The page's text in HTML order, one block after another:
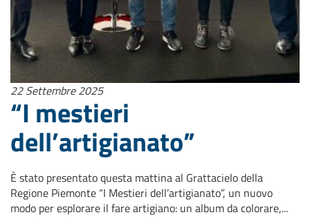
22 Settembre 2025
“I mestieri
dell’artigianato”
È stato presentato questa mattina al Grattacielo della
Regione Piemonte “I Mestieri dell’artigianato”, un nuovo
modo per esplorare il fare artigiano: un album da colorare,...